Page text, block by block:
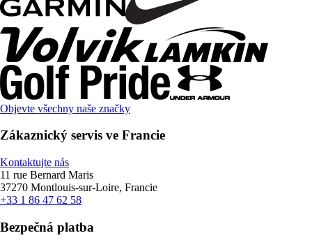
Objevte všechny naše značky
Zákaznický servis ve Francie
Kontaktujte nás
11 rue Bernard Maris
37270 Montlouis-sur-Loire, Francie
+33 1 86 47 62 58
Bezpečná platba